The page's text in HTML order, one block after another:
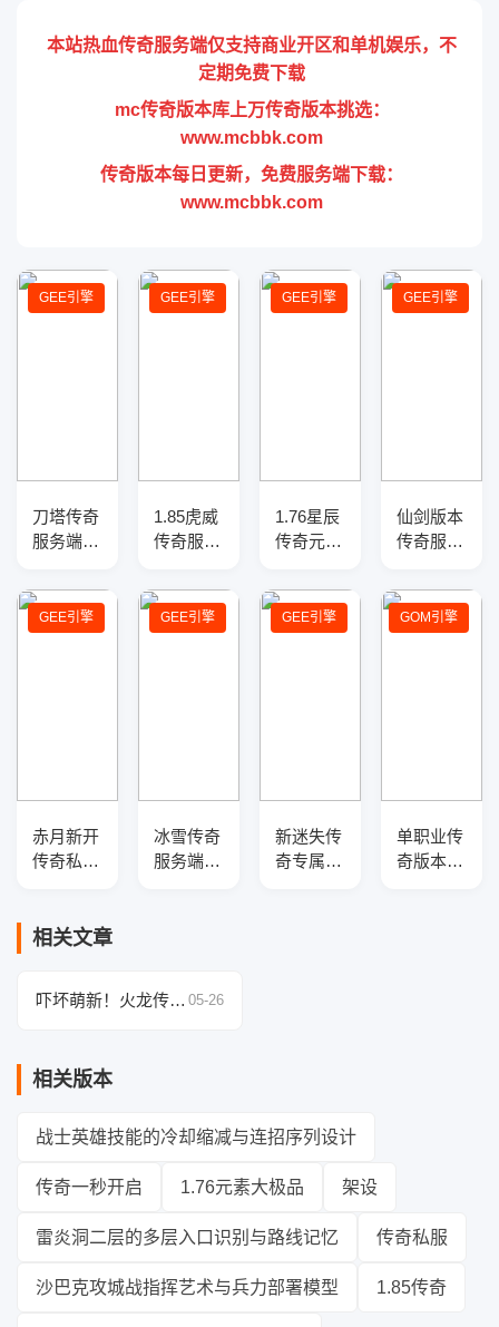
本站热血传奇服务端仅支持商业开区和单机娱乐，不
定期免费下载
mc传奇版本库上万传奇版本挑选：
www.mcbbk.com
传奇版本每日更新，免费服务端下载：
www.mcbbk.com
GEE引擎
刀塔传奇
服务端复
版-光柱
神装-超
级宝宝
GEE引擎
1.85虎威
传奇服务
陆-指环
王-渡劫
使者-爵
GEE引擎
1.76星辰
传奇元素
古三职业
端-智能
假人-SD
GEE引擎
仙剑版本
传奇服务
职业-新
技能-战
场地图-
GEE引擎
赤月新开
传奇私服
本库-五
防御盾牌
GEE引擎
冰雪传奇
服务端-
GEE引擎
新迷失传
奇专属版
GOM引擎
单职业传
奇版本-
相关文章
吓坏萌新！火龙传奇 05-26
相关版本
战士英雄技能的冷却缩减与连招序列设计
传奇一秒开启 1.76元素大极品 架设
雷炎洞二层的多层入口识别与路线记忆 传奇私服
沙巴克攻城战指挥艺术与兵力部署模型 1.85传奇